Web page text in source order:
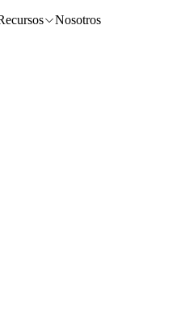
Nosotros